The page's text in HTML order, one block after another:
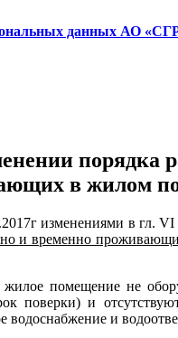
данных АО
порядка
в жилом
изменениями в гл.
и временно
жилое помещение не
поверки) и
и